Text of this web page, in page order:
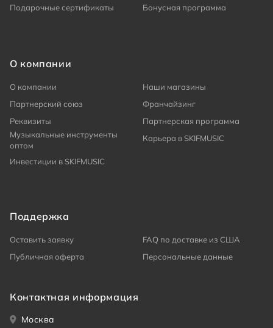
Подарочные сертификаты
Бонусная программа
О компании
О компании
Наши магазины
Партнерский союз
Франчайзинг
Реквизиты
Партнерская программа
Музыкальные инструменты
оптом
Карьера в SKIFMUSIC
Инвестиции в SKIFMUSIC
Поддержка
Оставить заявку
FAQ по доставке из США
Публичная оферта
Персональные данные
Контактная информация
Москва